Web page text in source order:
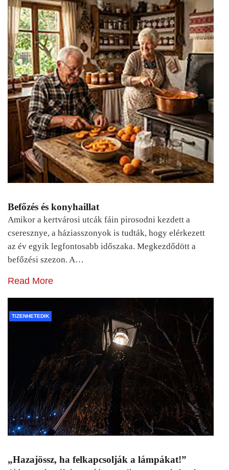
Befőzés és konyhaillat
Amikor a kertvárosi utcák fáin pirosodni kezdett a
cseresznye, a háziasszonyok is tudták, hogy elérkezett
az év egyik legfontosabb időszaka. Megkezdődött a
befőzési szezon. A…
Read More
TIZENHETEDIK
„Hazajössz, ha felkapcsolják a lámpákat!”